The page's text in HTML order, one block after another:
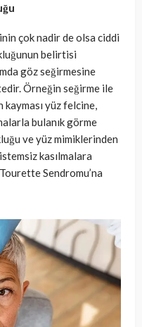
çok nadir de olsa ciddi
belirtisi
göz seğirmesine
Örneğin seğirme ile
kayması yüz felcine,
bulanık görme
ve yüz mimiklerinden
kasılmalara
Sendromu’na